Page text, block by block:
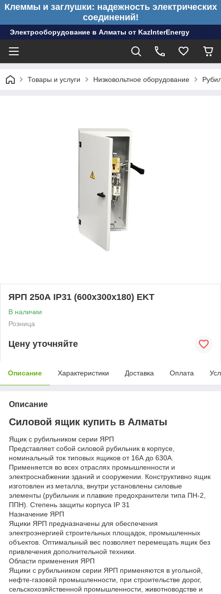
Клеммы и заглушки: надежность электрических
соединений!
Электрооборудование в Алматы от KazInterEnergy
Товары и услуги Низковольтное оборудование
ЯРП 250А IP31 (600х300х180) EKT
В наличии
Розница
Цену уточняйте
Описание Характеристики Доставка Оплата
Описание
Силовой ящик купить в Алматы
Ящик с рубильником серии ЯРП
Представляет собой силовой рубильник в корпусе,
номинальный ток типовых ящиков от 16А до 630А.
Применяется во всех отраслях промышленности и
электроснабжении зданий и сооружении. Конструктивно ящик
изготовлен из металла, внутри установлены силовые
элементы (рубильник и плавкие предохранители типа ПН-2,
ППН). Степень защиты корпуса IP 31
Назначение ЯРП
Ящики ЯРП предназначены для обеспечения
электроэнергией строительных площадок, промышленных
объектов. Оптимальный вес позволяет перемещать ящик без
привлечения дополнительной техники.
Области применения ЯРП
Ящики с рубильником серии ЯРП применяются в угольной,
нефте-газовой промышленности, при строительстве дорог,
сельскохозяйственной промышленности, животноводстве и